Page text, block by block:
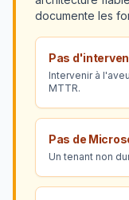
documente les
Pas
Intervenir à
MTTR.
Pas de
Un tenant non